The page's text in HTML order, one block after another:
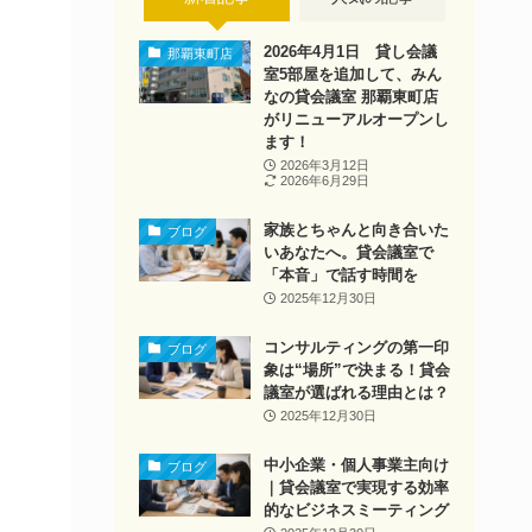
那覇東町店
2026年4月1日 貸し会議
室5部屋を追加して、みん
なの貸会議室 那覇東町店
がリニューアルオープンし
ます！
2026年3月12日
2026年6月29日
ブログ
家族とちゃんと向き合いた
いあなたへ。貸会議室で
「本音」で話す時間を
2025年12月30日
ブログ
コンサルティングの第一印
象は“場所”で決まる！貸会
議室が選ばれる理由とは？
2025年12月30日
ブログ
中小企業・個人事業主向け
｜貸会議室で実現する効率
的なビジネスミーティング